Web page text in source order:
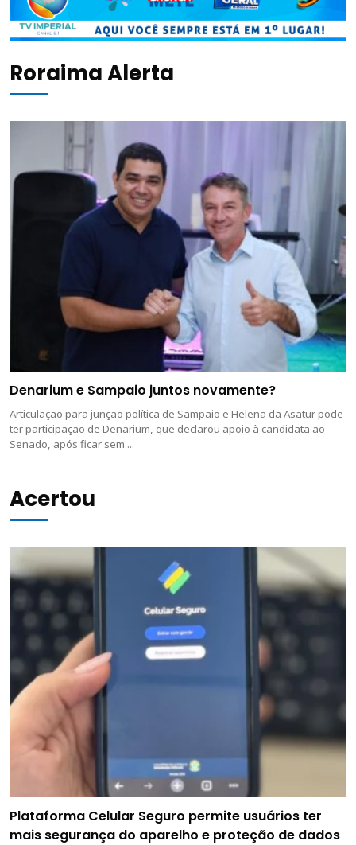
Roraima Alerta
Denarium e Sampaio juntos novamente?
Articulação para junção política de Sampaio e Helena da Asatur pode
ter participação de Denarium, que declarou apoio à candidata ao
Senado, após ficar sem ...
Acertou
Plataforma Celular Seguro permite usuários ter
mais segurança do aparelho e proteção de dados